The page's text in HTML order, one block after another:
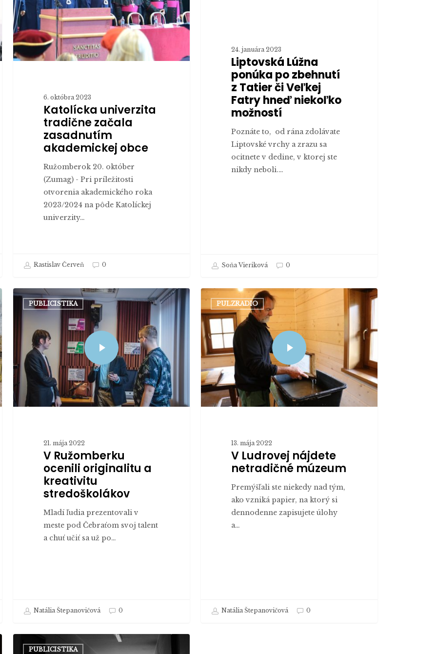
akademickej
obce
6. októbra 2023
Katolícka univerzita
tradične začala
zasadnutím
akademickej obce
Ružomberok 20. október
(Zumag) - Pri príležitosti
otvorenia akademického roka
2023/2024 na pôde Katolíckej
univerzity…
Rastislav Červeň 0
niekoľko
možností
24. januára 2023
Liptovská Lúžna
ponúka po zbehnutí
z Tatier či Veľkej
Fatry hneď niekoľko
možností
Poznáte to, od rána zdolávate
Liptovské vrchy a zrazu sa
ocitnete v dedine, v ktorej ste
nikdy neboli.…
Soňa Vieriková 0
PUBLICISTIKA
21. mája 2022
V Ružomberku
ocenili originalitu a
kreativitu
stredoškolákov
Mladí ľudia prezentovali v
meste pod Čebraťom svoj talent
a chuť učiť sa už po…
Natália Štepanovičová 0
PULZRADIO
13. mája 2022
V Ludrovej nájdete
netradičné múzeum
Premýšľali ste niekedy nad tým,
ako vzniká papier, na ktorý si
dennodenne zapisujete úlohy
a…
Natália Štepanovičová 0
PUBLICISTIKA